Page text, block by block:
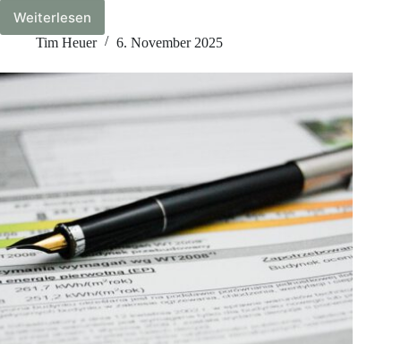
Weiterlesen
Was
ist
Tim Heuer 6. November 2025